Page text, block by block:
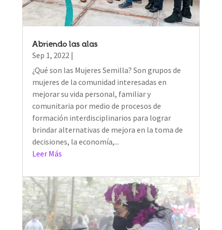
Abriendo las alas
Sep 1, 2022 |
¿Qué son las Mujeres Semilla? Son grupos de
mujeres de la comunidad interesadas en
mejorar su vida personal, familiar y
comunitaria por medio de procesos de
formación interdisciplinarios para lograr
brindar alternativas de mejora en la toma de
decisiones, la economía,...
Leer Más